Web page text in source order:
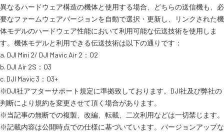
取扱店舗一覧
コーポレートサイト
SEKIDO 会社概要
異なるハードウェア構造の機体と使用する場合、どちらの送信機も、必
要なファームウェアバージョンを自動で選択・更新し、リンクされた機
体モデルのハードウェア性能において利用可能な伝送技術を使用しま
す。機体モデルと利用できる伝送技術は以下の通りです：
a. DJI Mini 2/ DJI Mavic Air 2：O2
b. DJI Air 2S：O3
c. DJI Mavic 3：O3+
※DJI社アフターサポート規定に準拠致しております。DJI社及び弊社の
判断により規約を変更させて頂く場合があります。
※当記事の無断での複製、改編、転載、二次利用などは一切禁じます。
※記載内容は公開時点での仕様に基づいています。バージョンアップな